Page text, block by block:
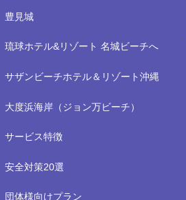
豊見城
琉球ホテル&リゾート 名城ビーチへ
サザンビーチホテル＆リゾート沖縄
大度浜海岸（ジョン万ビーチ）
サービス特徴
安全対策20選
団体様向けプラン